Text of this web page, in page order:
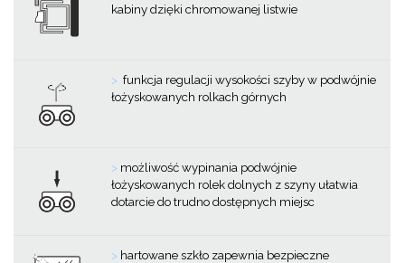
kabiny dzięki chromowanej listwie
> funkcja regulacji wysokości szyby w podwójnie
łożyskowanych rolkach górnych
> możliwość wypinania podwójnie
łożyskowanych rolek dolnych z szyny ułatwia
dotarcie do trudno dostępnych miejsc
> hartowane szkło zapewnia bezpieczne